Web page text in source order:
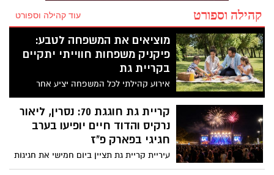
קהילה וספורט עוד קהילה וספורט
מוציאים את המשפחה לטבע:
פיקניק משפחות חווייתי יתקיים
בקריית גת
אירוע קהילתי לכל המשפחה יציע אחר
הצהריים של פעילות בטבע, משימות מגבשות,
תחרות משפחתית, כיבוד והפתעות.
המשתתפים מתבקשים להצטייד במחצלת
ולהירשם מראש – כאשר כל משתתף מחויב
בכרטיס כניסה אישי
קריית גת חוגגת 70: נסרין, ליאור
נרקיס והדוד חיים יופיעו בערב
חגיגי בפארק פ"ז
עיריית קריית גת תציין ביום חמישי את חגיגות
ה־70 לעיר באירוע מרכזי עם הופעות של